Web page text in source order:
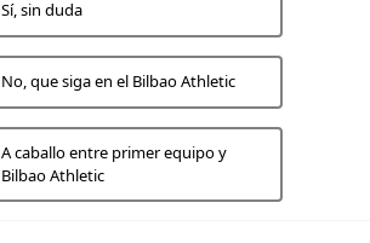
Sí, sin duda
No, que siga en el Bilbao Athletic
A caballo entre primer equipo y
Bilbao Athletic